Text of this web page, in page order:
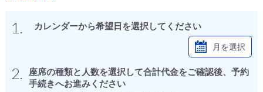
1. カレンダーから希望日を選択してください
月を選択
2.
座席の種類と人数を選択して合計代金をご確認後、予約
手続きへお進みください